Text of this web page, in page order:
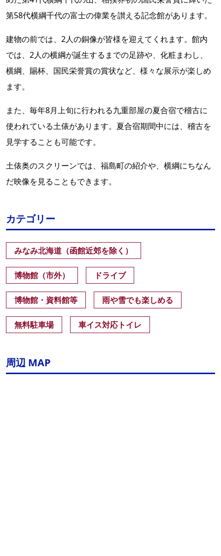
第58代横綱千代の富士の偉業を讃える記念館があります。
建物の前では、2人の銅像が皆様を迎えてくれます。館内
では、2人の横綱が誕生するまでの足跡や、化粧まわし、
横綱、賜杯、国民栄誉賞の賞状など、様々な展示が楽しめ
ます。
また、毎年8月上旬に行われる九重部屋の夏合宿で稽古に
使われている土俵があります。夏合宿期間中には、稽古を
見学することも可能です。
土俵奥のスクリーンでは、福島町の紹介や、横綱にちなん
だ映像を見ることもできます。
カテゴリー
みなみ北海道（函館近郊を除く）
博物館（市外） ドライブ
博物館・資料館等 雨や雪でも楽しめる
無料駐車場 車イス対応トイレ
周辺 MAP